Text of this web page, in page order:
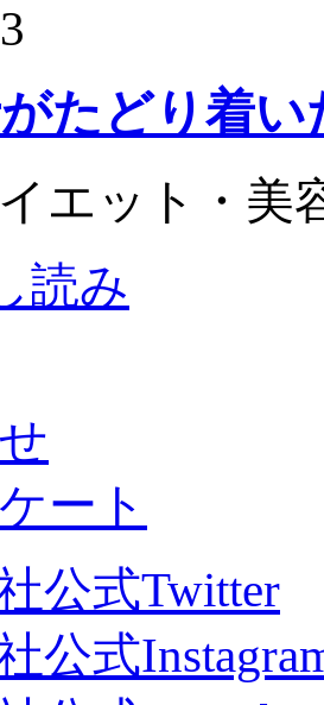
たどり着
エット・美
読み
ート
公式Twitter
公式